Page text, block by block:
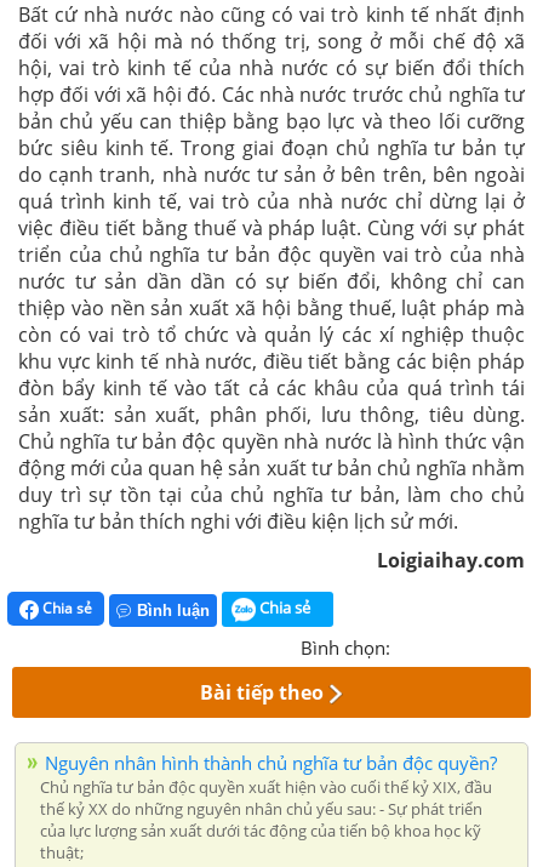
Bất cứ nhà nước nào cũng có vai trò kinh tế nhất định
đối với xã hội mà nó thống trị, song ở mỗi chế độ xã
hội, vai trò kinh tế của nhà nước có sự biến đổi thích
hợp đối với xã hội đó. Các nhà nước trước chủ nghĩa tư
bản chủ yếu can thiệp bằng bạo lực và theo lối cưỡng
bức siêu kinh tế. Trong giai đoạn chủ nghĩa tư bản tự
do cạnh tranh, nhà nước tư sản ở bên trên, bên ngoài
quá trình kinh tế, vai trò của nhà nước chỉ dừng lại ở
việc điều tiết bằng thuế và pháp luật. Cùng với sự phát
triển của chủ nghĩa tư bản độc quyền vai trò của nhà
nước tư sản dần dần có sự biến đổi, không chỉ can
thiệp vào nền sản xuất xã hội bằng thuế, luật pháp mà
còn có vai trò tổ chức và quản lý các xí nghiệp thuộc
khu vực kinh tế nhà nước, điều tiết bằng các biện pháp
đòn bẩy kinh tế vào tất cả các khâu của quá trình tái
sản xuất: sản xuất, phân phối, lưu thông, tiêu dùng.
Chủ nghĩa tư bản độc quyền nhà nước là hình thức vận
động mới của quan hệ sản xuất tư bản chủ nghĩa nhằm
duy trì sự tồn tại của chủ nghĩa tư bản, làm cho chủ
nghĩa tư bản thích nghi với điều kiện lịch sử mới.
Loigiaihay.com
Chia sẻ Bình luận Chia sẻ
Bình chọn:
Bài tiếp theo
Nguyên nhân hình thành chủ nghĩa tư bản độc quyền?
Chủ nghĩa tư bản độc quyền xuất hiện vào cuối thế kỷ XIX, đầu
thế kỷ XX do những nguyên nhân chủ yếu sau: - Sự phát triển
của lực lượng sản xuất dưới tác động của tiến bộ khoa học kỹ
thuật;